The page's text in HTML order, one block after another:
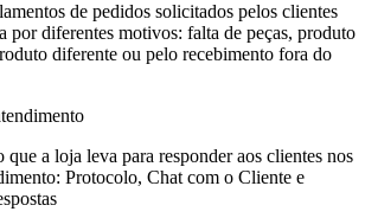
de pedidos solicitados pelos clientes
por diferentes motivos: falta de peças, produto
diferente ou pelo recebimento fora do
que a loja leva para responder aos clientes nos
Protocolo, Chat com o Cliente e